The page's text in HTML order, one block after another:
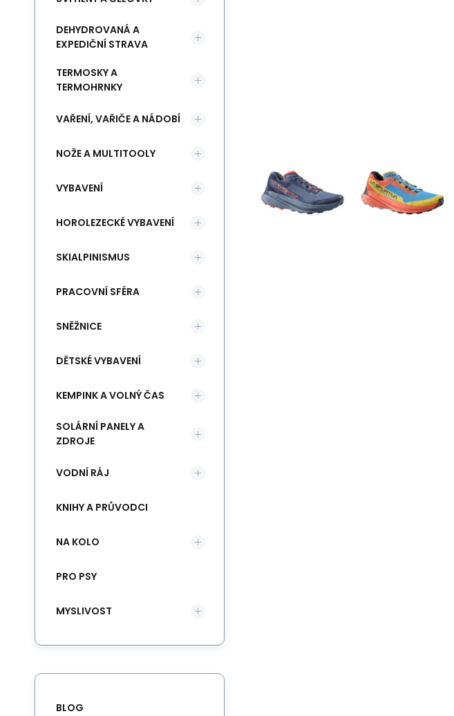
DEHYDROVANÁ A
EXPEDIČNÍ STRAVA
TERMOSKY A
TERMOHRNKY
VAŘENÍ, VAŘIČE A NÁDOBÍ
NOŽE A MULTITOOLY
VYBAVENÍ
HOROLEZECKÉ VYBAVENÍ
SKIALPINISMUS
PRACOVNÍ SFÉRA
SNĚŽNICE
DĚTSKÉ VYBAVENÍ
KEMPINK A VOLNÝ ČAS
SOLÁRNÍ PANELY A
ZDROJE
VODNÍ RÁJ
KNIHY A PRŮVODCI
NA KOLO
PRO PSY
MYSLIVOST
BLOG